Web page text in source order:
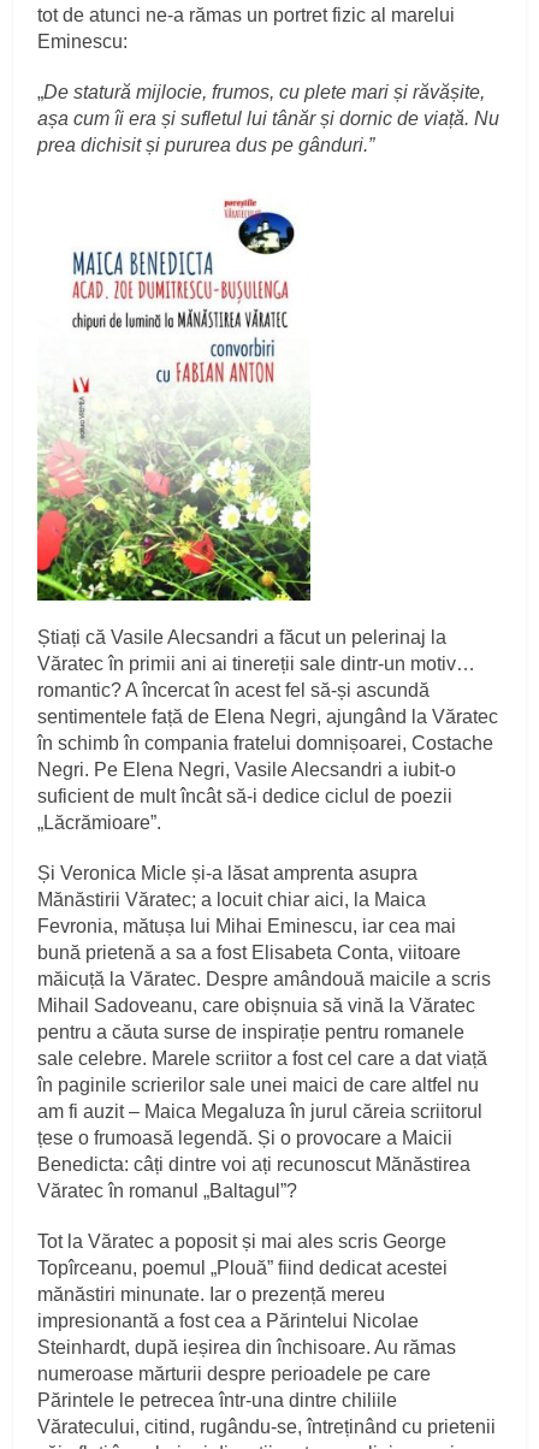
tot de atunci ne-a rămas un portret fizic al marelui
Eminescu:
„De statură mijlocie, frumos, cu plete mari și răvășite,
așa cum îi era și sufletul lui tânăr și dornic de viață. Nu
prea dichisit și pururea dus pe gânduri.”
Știați că Vasile Alecsandri a făcut un pelerinaj la
Văratec în primii ani ai tinereții sale dintr-un motiv…
romantic? A încercat în acest fel să-și ascundă
sentimentele față de Elena Negri, ajungând la Văratec
în schimb în compania fratelui domnișoarei, Costache
Negri. Pe Elena Negri, Vasile Alecsandri a iubit-o
suficient de mult încât să-i dedice ciclul de poezii
„Lăcrămioare”.
Și Veronica Micle și-a lăsat amprenta asupra
Mănăstirii Văratec; a locuit chiar aici, la Maica
Fevronia, mătușa lui Mihai Eminescu, iar cea mai
bună prietenă a sa a fost Elisabeta Conta, viitoare
măicuță la Văratec. Despre amândouă maicile a scris
Mihail Sadoveanu, care obișnuia să vină la Văratec
pentru a căuta surse de inspirație pentru romanele
sale celebre. Marele scriitor a fost cel care a dat viață
în paginile scrierilor sale unei maici de care altfel nu
am fi auzit – Maica Megaluza în jurul căreia scriitorul
țese o frumoasă legendă. Și o provocare a Maicii
Benedicta: câți dintre voi ați recunoscut Mănăstirea
Văratec în romanul „Baltagul”?
Tot la Văratec a poposit și mai ales scris George
Topîrceanu, poemul „Plouă” fiind dedicat acestei
mănăstiri minunate. Iar o prezență mereu
impresionantă a fost cea a Părintelui Nicolae
Steinhardt, după ieșirea din închisoare. Au rămas
numeroase mărturii despre perioadele pe care
Părintele le petrecea într-una dintre chiliile
Văratecului, citind, rugându-se, întreținând cu prietenii